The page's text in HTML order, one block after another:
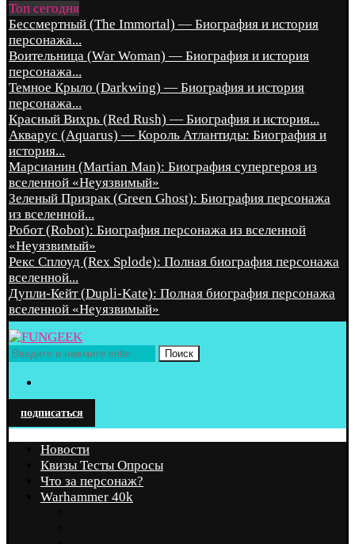
Топ сегодня
Бессмертный (The Immortal) — Биография и история
персонажа...
Воительница (War Woman) — Биография и история
персонажа...
Темное Крыло (Darkwing) — Биография и история
персонажа...
Красный Вихрь (Red Rush) — Биография и история...
Акварус (Aquarus) — Король Атлантиды: Биография и
история...
Марсианин (Martian Man): Биография супергероя из
вселенной «Неуязвимый»
Зеленый Призрак (Green Ghost): Биография персонажа
из вселенной...
Робот (Robot): Биография персонажа из вселенной
«Неуязвимый»
Рекс Сплоуд (Rex Splode): Полная биография персонажа
вселенной...
Дупли-Кейт (Dupli-Kate): Полная биография персонажа
вселенной «Неуязвимый»
Поиск
подписаться
Новости
Квизы Тесты Опросы
Что за персонаж?
Warhammer 40k